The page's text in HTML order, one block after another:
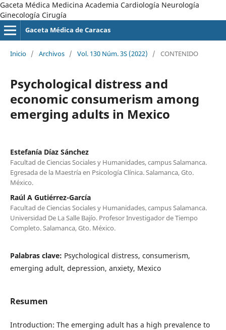
Gaceta Médica Medicina Academia Cardiología Neurología
Ginecología Cirugía
Gaceta Médica de Caracas
Inicio / Archivos / Vol. 130 Núm. 3S (2022) / CONTENIDO
Psychological distress and
economic consumerism among
emerging adults in Mexico
Estefanía Díaz Sánchez
Facultad de Ciencias Sociales y Humanidades, campus Salamanca.
Egresada de la Maestría en Psicología Clínica. Salamanca, Gto.
México.
Raúl A Gutiérrez-García
Facultad de Ciencias Sociales y Humanidades, campus Salamanca.
Universidad De La Salle Bajío. Profesor Investigador de Tiempo
Completo. Salamanca, Gto. México.
Palabras clave: Psychological distress, consumerism,
emerging adult, depression, anxiety, Mexico
Resumen
Introduction: The emerging adult has a high prevalence to